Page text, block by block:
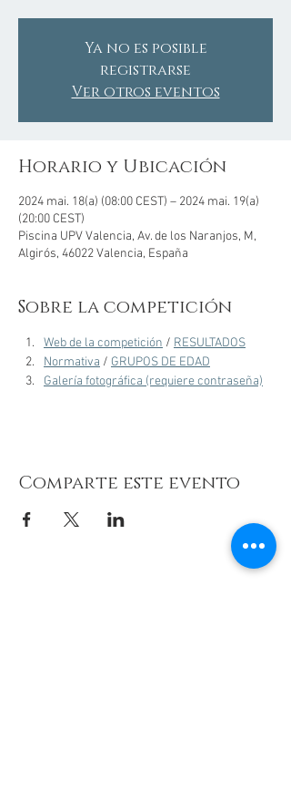
Ya no es posible
registrarse
Ver otros eventos
Horario y Ubicación
2024 mai. 18(a) (08:00 CEST) – 2024 mai. 19(a)
(20:00 CEST)
Piscina UPV Valencia, Av. de los Naranjos, M,
Algirós, 46022 Valencia, España
Sobre la competición
Web de la competición / RESULTADOS
Normativa / GRUPOS DE EDAD
Galería fotográfica (requiere contraseña)
Comparte este evento